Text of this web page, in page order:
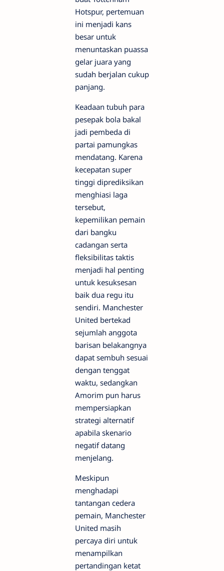
Hotspur, pertemuan
ini menjadi kans
besar untuk
menuntaskan puassa
gelar juara yang
sudah berjalan cukup
panjang.
Keadaan tubuh para
pesepak bola bakal
jadi pembeda di
partai pamungkas
mendatang. Karena
kecepatan super
tinggi diprediksikan
menghiasi laga
tersebut,
kepemilikan pemain
dari bangku
cadangan serta
fleksibilitas taktis
menjadi hal penting
untuk kesuksesan
baik dua regu itu
sendiri. Manchester
United bertekad
sejumlah anggota
barisan belakangnya
dapat sembuh sesuai
dengan tenggat
waktu, sedangkan
Amorim pun harus
mempersiapkan
strategi alternatif
apabila skenario
negatif datang
menjelang.
Meskipun
menghadapi
tantangan cedera
pemain, Manchester
United masih
percaya diri untuk
menampilkan
pertandingan ketat